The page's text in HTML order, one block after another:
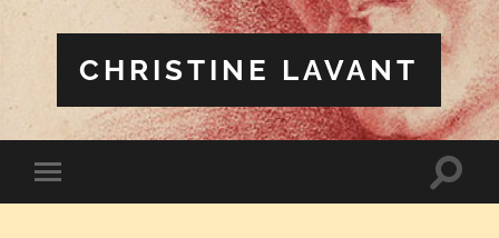
CHRISTINE LAVANT
Mobile-
Menü